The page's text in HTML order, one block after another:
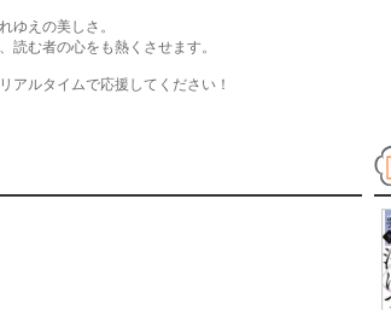
ゆえの美しさ。
読む者の心をも熱くさせます。
アルタイムで応援してください！